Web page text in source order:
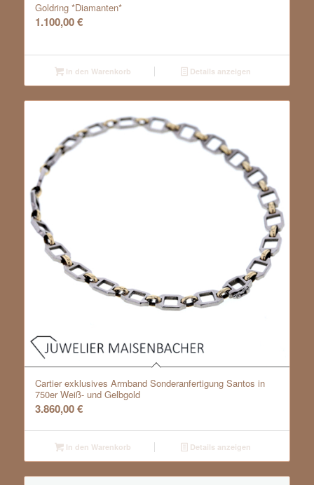
Goldring *Diamanten*
1.100,00€
In den Warenkorb Details anzeigen
Cartier exklusives Armband Sonderanfertigung Santos in
750er Weiß- und Gelbgold
3.860,00€
In den Warenkorb Details anzeigen